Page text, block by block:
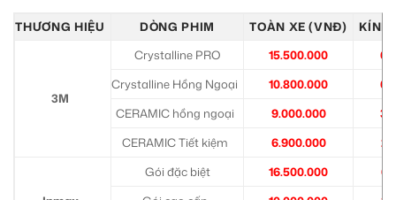
THƯƠNG HIỆU DÒNG PHIM TOÀN XE (VNĐ) KÍNH
3M
Crystalline PRO 15.500.000
Crystalline Hồng Ngoại
10.800.000
CERAMIC hồng ngoại
9.000.000
CERAMIC Tiết kiệm
6.900.000
Gói đặc biệt 16.500.000